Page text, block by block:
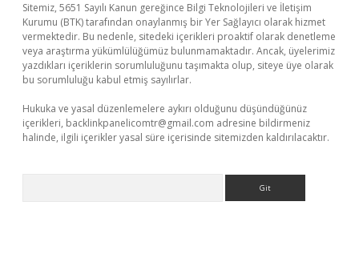
Sitemiz, 5651 Sayılı Kanun gereğince Bilgi Teknolojileri ve İletişim
Kurumu (BTK) tarafından onaylanmış bir Yer Sağlayıcı olarak hizmet
vermektedir. Bu nedenle, sitedeki içerikleri proaktif olarak denetleme
veya araştırma yükümlülüğümüz bulunmamaktadır. Ancak, üyelerimiz
yazdıkları içeriklerin sorumluluğunu taşımakta olup, siteye üye olarak
bu sorumluluğu kabul etmiş sayılırlar.
Hukuka ve yasal düzenlemelere aykırı olduğunu düşündüğünüz
içerikleri, backlinkpanelicomtr@gmail.com adresine bildirmeniz
halinde, ilgili içerikler yasal süre içerisinde sitemizden kaldırılacaktır.